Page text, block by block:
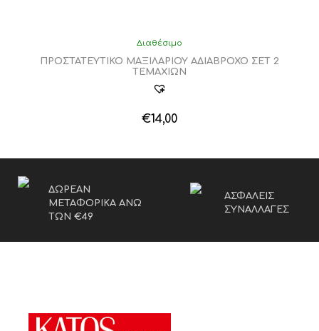
Διαθέσιμο
ΠΡΟΣΤΑΤΕΥΤΙΚΟ ΜΑΞΙΛΑΡΙΟΥ ΑΔΙΑΒΡΟΧΟ ΣΕΤ 2
ΤΕΜΑΧΙΩΝ
€14,00
ΔΩΡΕΑΝ
ΜΕΤΑΦΟΡΙΚΑ ΑΝΩ
ΤΩΝ €49
ΑΣΦΑΛΕΙΣ
ΣΥΝΑΛΛΑΓΕΣ